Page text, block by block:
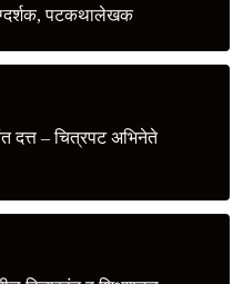
पटकथालेखक
दत्त – चित्रपट अभिनेते